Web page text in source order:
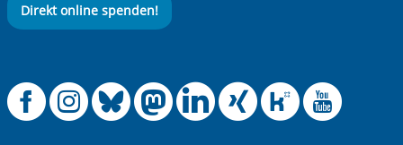
Direkt online spenden!
Offizielle
Offizielle
Offizielle
Offizielle
Offizielle